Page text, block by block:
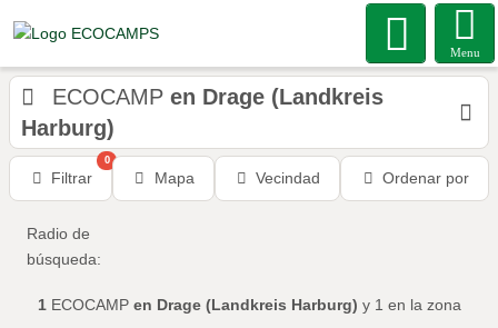
Menu
ECOCAMP en Drage (Landkreis
Harburg)
Filtrar
0
Mapa Vecindad Ordenar por
Radio de
búsqueda:
1ECOCAMP en Drage (Landkreis Harburg) y 1 en la zona